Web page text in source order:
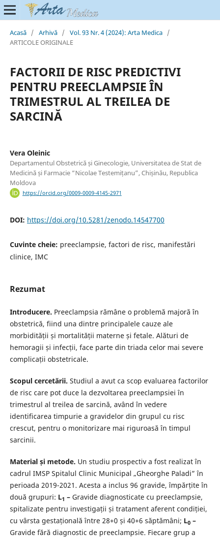
Acasă / Arhivă / Vol. 93 Nr. 4 (2024): Arta Medica /
ARTICOLE ORIGINALE
FACTORII DE RISC PREDICTIVI
PENTRU PREECLAMPSIE ÎN
TRIMESTRUL AL TREILEA DE
SARCINĂ
Vera Oleinic
Departamentul Obstetrică și Ginecologie, Universitatea de Stat de
Medicină și Farmacie “Nicolae Testemițanu”, Chișinău, Republica
Moldova
https://orcid.org/0009-0009-4145-2971
DOI: https://doi.org/10.5281/zenodo.14547700
Cuvinte cheie: preeclampsie, factori de risc, manifestări
clinice, IMC
Rezumat
Introducere. Preeclampsia rămâne o problemă majoră în
obstetrică, fiind una dintre principalele cauze ale
morbidității și mortalității materne și fetale. Alături de
hemoragii și infecții, face parte din triada celor mai severe
complicații obstetricale.
Scopul cercetării. Studiul a avut ca scop evaluarea factorilor
de risc care pot duce la dezvoltarea preeclampsiei în
trimestrul al treilea de sarcină, având în vedere
identificarea timpurie a gravidelor din grupul cu risc
crescut, pentru o monitorizare mai riguroasă în timpul
sarcinii.
Material și metode. Un studiu prospectiv a fost realizat în
cadrul IMSP Spitalul Clinic Municipal „Gheorghe Paladi” în
perioada 2019-2021. Acesta a inclus 96 gravide, împărțite în
două grupuri: L1 – Gravide diagnosticate cu preeclampsie,
spitalizate pentru investigații și tratament aferent condiției,
cu vârsta gestațională între 28+0 și 40+6 săptămâni; L0–
Gravide fără diagnostic de preeclampsie. Fiecare grup a